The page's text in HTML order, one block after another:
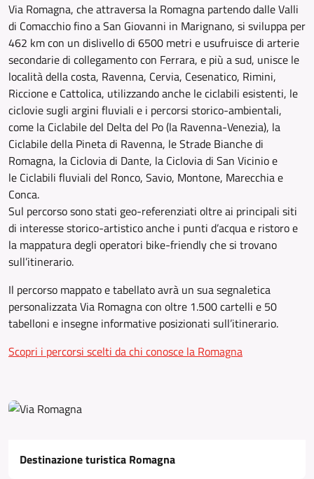
Via Romagna, che attraversa la Romagna partendo dalle Valli
di Comacchio fino a San Giovanni in Marignano, si sviluppa per
462 km con un dislivello di 6500 metri e usufruisce di arterie
secondarie di collegamento con Ferrara, e più a sud, unisce le
località della costa, Ravenna, Cervia, Cesenatico, Rimini,
Riccione e Cattolica, utilizzando anche le ciclabili esistenti, le
ciclovie sugli argini fluviali e i percorsi storico-ambientali,
come la Ciclabile del Delta del Po (la Ravenna-Venezia), la
Ciclabile della Pineta di Ravenna, le Strade Bianche di
Romagna, la Ciclovia di Dante, la Ciclovia di San Vicinio e
le Ciclabili fluviali del Ronco, Savio, Montone, Marecchia e
Conca.
Sul percorso sono stati geo-referenziati oltre ai principali siti
di interesse storico-artistico anche i punti d’acqua e ristoro e
la mappatura degli operatori bike-friendly che si trovano
sull’itinerario.
Il percorso mappato e tabellato avrà un sua segnaletica
personalizzata Via Romagna con oltre 1.500 cartelli e 50
tabelloni e insegne informative posizionati sull’itinerario.
Scopri i percorsi scelti da chi conosce la Romagna
Destinazione turistica Romagna